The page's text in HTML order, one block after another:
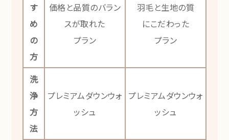
す
め
の
方
価格と品質のバラン
スが取れた
プラン
羽毛と生地の質
にこだわった
プラン
洗
浄
方
法
プレミアムダウンウォ
ッシュ
プレミアムダウンウォ
ッシュ